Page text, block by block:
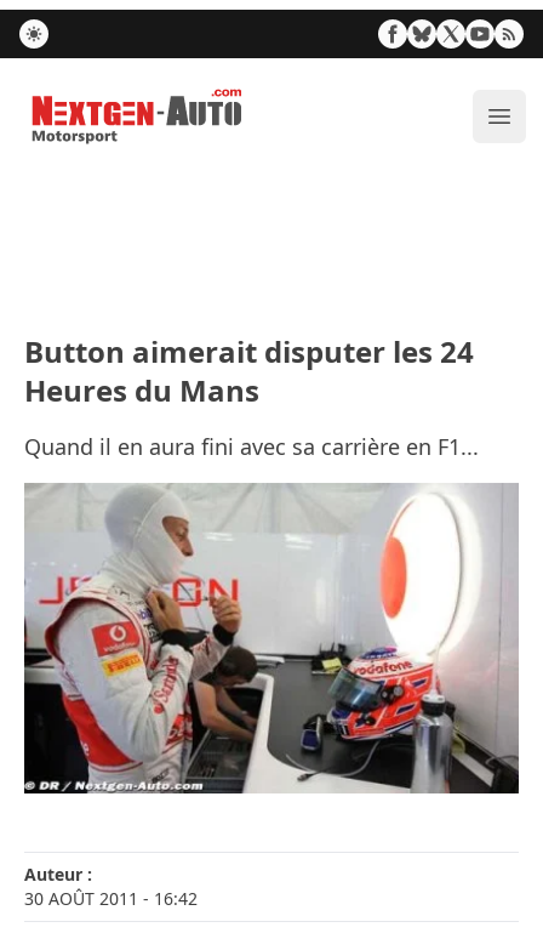
Nextgen-Auto.com
Button aimerait disputer les 24
Heures du Mans
Quand il en aura fini avec sa carrière en F1...
Auteur :
30 AOÛT 2011 - 16:42